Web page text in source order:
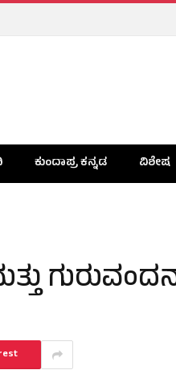
ಕುಂದಾಪ್ರ ಕನ್ನಡ ವಿಶೇಷ